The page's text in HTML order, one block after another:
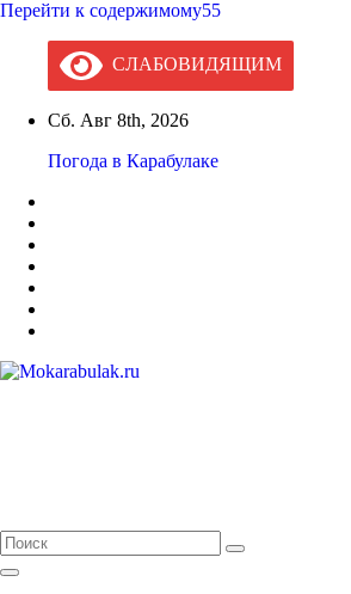
Перейти к содержимому55
СЛАБОВИДЯЩИМ
Сб. Авг 8th, 2026
Погода в Карабулаке